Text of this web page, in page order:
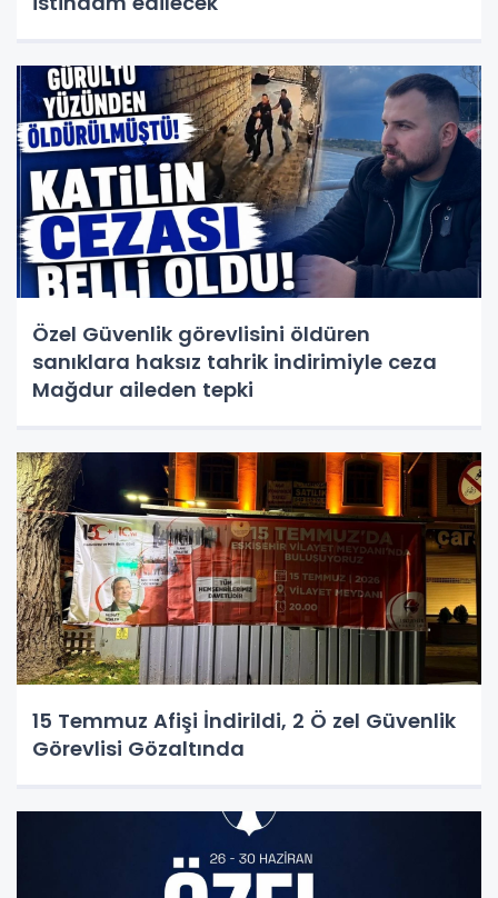
Özel Güvenlik görevlisini öldüren
sanıklara haksız tahrik indirimiyle ceza
Mağdur aileden tepki
15 Temmuz Afişi İndirildi, 2 Ö zel Güvenlik
Görevlisi Gözaltında